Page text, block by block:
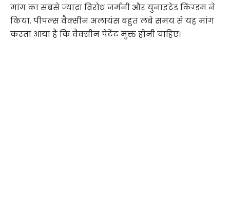
मांग का सबसे ज्यादा विरोध जर्मनी और युनाइटेड किंग्डम ने
किया. पीपल्स वैक्सीन अलायंस बहुत लंबे समय से यह मांग
करता आया है कि वैक्सीन पेटेंट मुक्त होनी चाहिए।